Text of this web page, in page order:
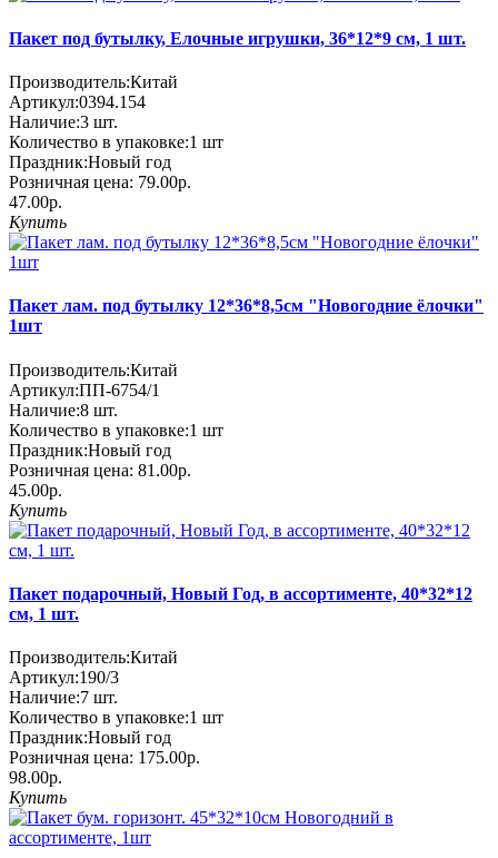
Пакет под бутылку, Елочные игрушки, 36*12*9 см, 1 шт.
Производитель:Китай
Артикул:0394.154
Наличие:3 шт.
Количество в упаковке:1 шт
Праздник:Новый год
Розничная цена: 79.00р.
47.00р.
Купить
Пакет лам. под бутылку 12*36*8,5см "Новогодние ёлочки"
1шт
Производитель:Китай
Артикул:ПП-6754/1
Наличие:8 шт.
Количество в упаковке:1 шт
Праздник:Новый год
Розничная цена: 81.00р.
45.00р.
Купить
Пакет подарочный, Новый Год, в ассортименте, 40*32*12
см, 1 шт.
Производитель:Китай
Артикул:190/3
Наличие:7 шт.
Количество в упаковке:1 шт
Праздник:Новый год
Розничная цена: 175.00р.
98.00р.
Купить